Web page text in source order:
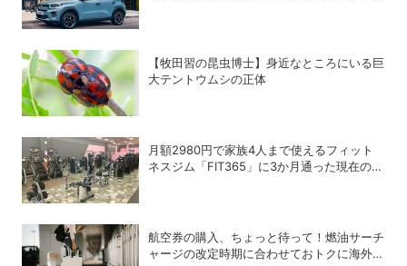
【牧田習の昆虫博士】身近なところにいる巨
大テントウムシの正体
月額2980円で家族4人まで使えるフィット
ネスジム「FIT365」に3か月通った現在のリ
航空券の購入、ちょっと待って！燃油サーチ
ャージの改定時期に合わせておトクに海外航